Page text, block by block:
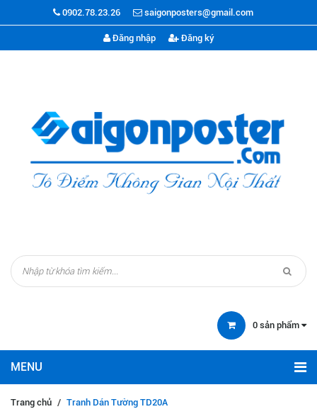
0902.78.23.26 saigonposters@gmail.com
Đăng nhập Đăng ký
0 sản phẩm
Trang chủ / Tranh Dán Tường TD20A